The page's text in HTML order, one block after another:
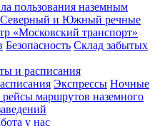
пользования наземным
Северный и Южный речные
«Московский транспорт»
Безопасность Склад забытых
и расписания
Экспрессы Ночные
маршрутов наземного
у нас